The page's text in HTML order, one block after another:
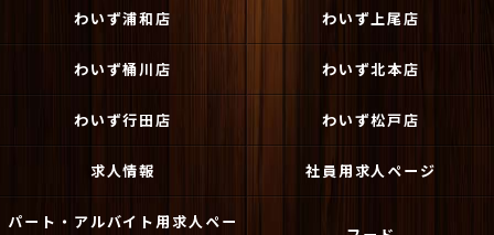
わいず浦和店 わいず上尾店
わいず桶川店 わいず北本店
わいず行田店 わいず松戸店
求人情報 社員用求人ページ
パート・アルバイト用求人ペー